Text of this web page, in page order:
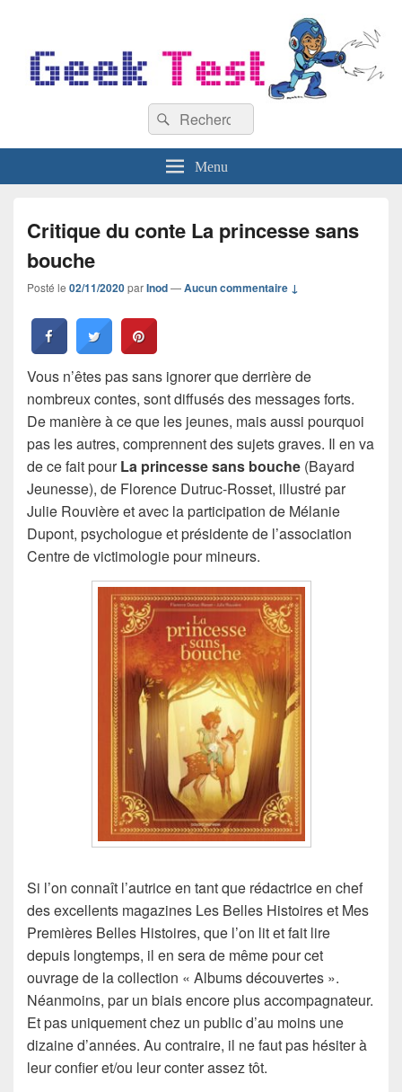
Recherche :
Rechercher
Menu
Critique du conte La princesse sans
bouche
Posté le 02/11/2020parInod—Aucun commentaire ↓
Vous n’êtes pas sans ignorer que derrière de
nombreux contes, sont diffusés des messages forts.
De manière à ce que les jeunes, mais aussi pourquoi
pas les autres, comprennent des sujets graves. Il en va
de ce fait pourLa princesse sans bouche (Bayard
Jeunesse), de Florence Dutruc-Rosset, illustré par
Julie Rouvière et avec la participation de Mélanie
Dupont, psychologue et présidente de l’association
Centre de victimologie pour mineurs.
Si l’on connaît l’autrice en tant que rédactrice en chef
des excellents magazines Les Belles Histoires et Mes
Premières Belles Histoires, que l’on lit et fait lire
depuis longtemps, il en sera de même pour cet
ouvrage de la collection « Albums découvertes ».
Néanmoins, par un biais encore plus accompagnateur.
Et pas uniquement chez un public d’au moins une
dizaine d’années. Au contraire, il ne faut pas hésiter à
leur confier et/ou leur conter assez tôt.